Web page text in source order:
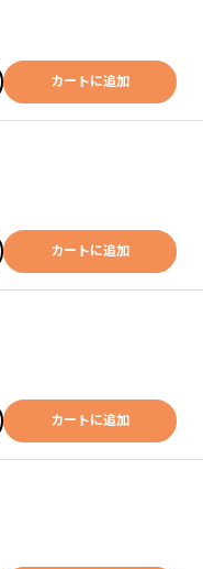
カートに追加
カートに追加
カートに追加